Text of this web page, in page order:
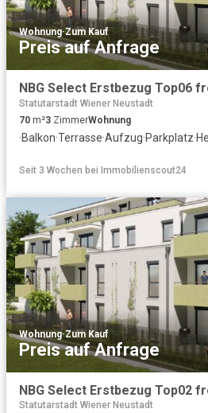
Wohnung·Zum Kauf
Preis auf Anfrage
Statutarstadt Wiener Neustadt
70 m²3 ZimmerWohnung
·Balkon·Terrasse·Aufzug·Parkplatz·
Seit 3 Wochen bei Immobilienscout24
Wohnung·Zum Kauf
Preis auf Anfrage
Statutarstadt Wiener Neustadt